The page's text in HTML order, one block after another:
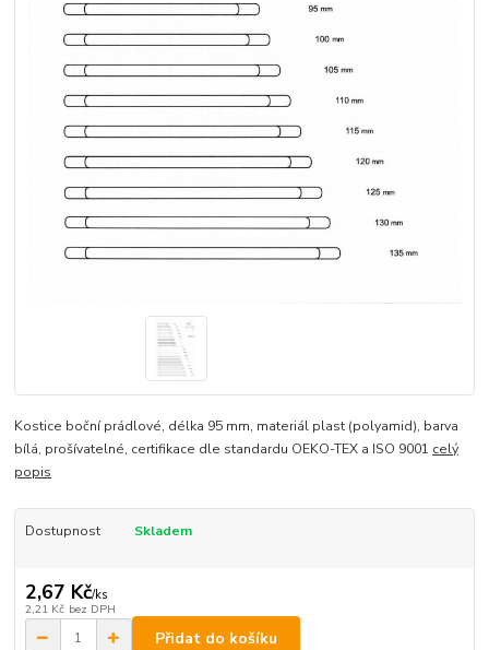
Kostice boční prádlové, délka 95 mm, materiál plast (polyamid), barva
bílá, prošívatelné, certifikace dle standardu OEKO-TEX a ISO 9001 celý
popis
Dostupnost Skladem
2,67 Kč/ks
2,21 Kč bez DPH
Přidat do košíku